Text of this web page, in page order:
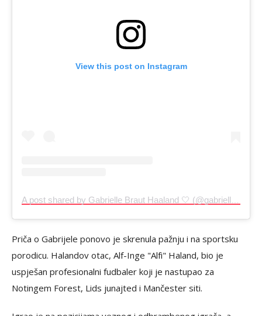
View this post on Instagram
A post shared by Gabrielle Braut Haaland 🤍 (@gabriellehaaland)
Priča o Gabrijele ponovo je skrenula pažnju i na sportsku
porodicu. Halandov otac, Alf-Inge "Alfi" Haland, bio je
uspješan profesionalni fudbaler koji je nastupao za
Notingem Forest, Lids junajted i Mančester siti.